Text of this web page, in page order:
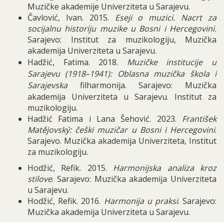
Muzičke akademije Univerziteta u Sarajevu.
Čavlović, Ivan. 2015. Eseji o muzici. Nacrt za
socijalnu historiju muzike u Bosni i Hercegovini.
Sarajevo: Institut za muzikologiju, Muzička
akademija Univerziteta u Sarajevu.
Hadžić, Fatima. 2018. Muzičke institucije u
Sarajevu (1918–1941): Oblasna muzička škola i
Sarajevska filharmonija. Sarajevo: Muzička
akademija Univerziteta u Sarajevu. Institut za
muzikologiju.
Hadžić Fatima i Lana Šehović. 2023. František
Matějovský: češki muzičar u Bosni i Hercegovini.
Sarajevo. Muzička akademija Univerziteta, Institut
za muzikologiju.
Hodžić, Refik. 2015. Harmonijska analiza kroz
stilove. Sarajevo: Muzička akademija Univerziteta
u Sarajevu.
Hodžić, Refik. 2016. Harmonija u praksi. Sarajevo:
Muzička akademija Univerziteta u Sarajevu.